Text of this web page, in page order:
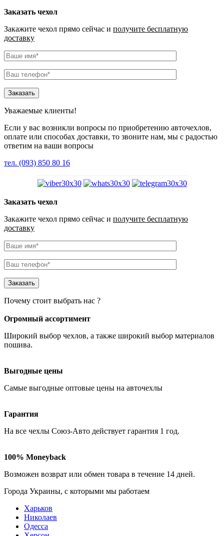
Заказать чехол
Закажите чехол прямо сейчас и получите бесплатную
доставку
Уважаемые клиенты!
Если у вас возникли вопросы по приобретению авточехлов,
оплате или способах доставки, то звоните нам, мы с радостью
ответим на ваши вопросы
тел. (093) 850 80 16
Заказать чехол
Закажите чехол прямо сейчас и получите бесплатную
доставку
Почему стоит выбрать нас ?
Огромный ассортимент
Широкий выбор чехлов, а также широкий выбор материалов
пошива.
Выгодные цены
Самые выгодные оптовые цены на авточехлы
Гарантия
На все чехлы Союз-Авто действует гарантия 1 год.
100% Moneyback
Возможен возврат или обмен товара в течение 14 дней.
Города Украины, c которыми мы работаем
Харьков
Николаев
Одесса